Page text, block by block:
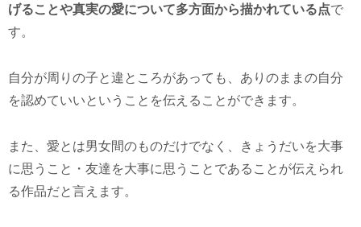
げることや真実の愛について多方面から描かれている点で
す。
自分が周りの子と違ところがあっても、ありのままの自分
を認めていいということを伝えることができます。
また、愛とは男女間のものだけでなく、きょうだいを大事
に思うこと・友達を大事に思うことであることが伝えられ
る作品だと言えます。